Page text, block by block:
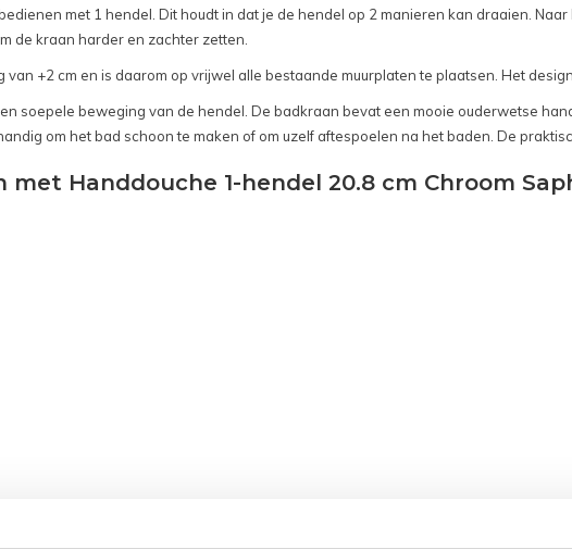
met 1 hendel. Dit houdt in dat je de hendel op 2 manieren kan draaien.
de kraan harder en zachter zetten.
van +2 cm en is daarom op vrijwel alle bestaande muurplaten te plaatsen. Het
soepele beweging van de hendel. De badkraan bevat een mooie ouderwetse
om het bad schoon te maken of om uzelf aftespoelen na het baden. De
Handdouche 1-hendel 20.8 cm Chroom